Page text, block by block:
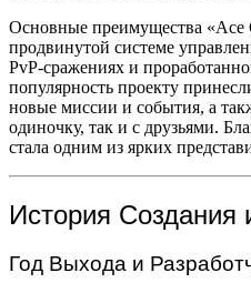
Основные преимущества «Ace
продвинутой системе
PvP-сражениях и
популярность проекту
новые миссии и события, а
одиночку, так и с друзьями.
стала одним из ярких
История Создания
Год Выхода и